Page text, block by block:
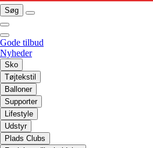
Søg
Gode tilbud
Nyheder
Sko
Tøjtekstil
Balloner
Supporter
Lifestyle
Udstyr
Plads Clubs